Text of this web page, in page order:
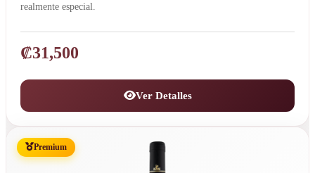
realmente especial.
₡31,500
Ver Detalles
Premium